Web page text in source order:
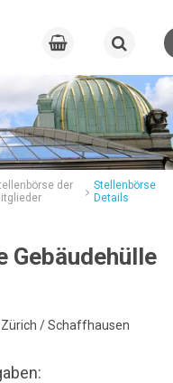
der
Stellenbörse
Details
Gebäudehülle
Zürich / Schaffhausen